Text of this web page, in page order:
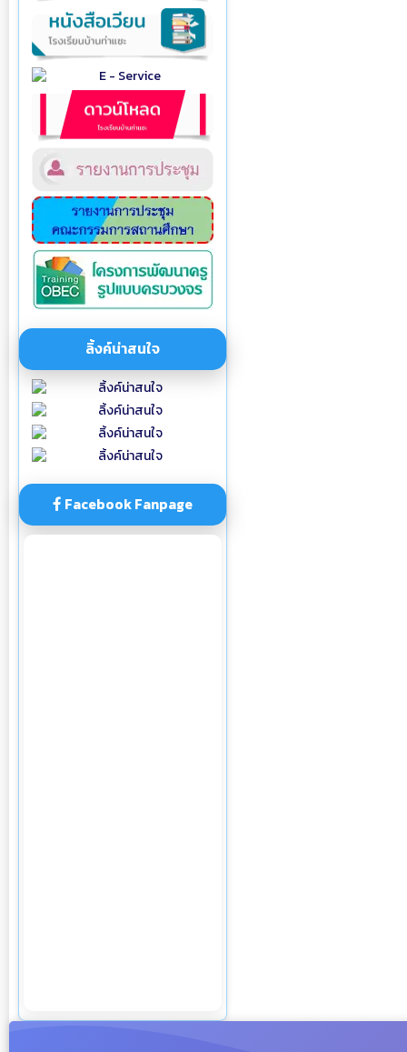
ลิ้งค์น่าสนใจ
Facebook Fanpage